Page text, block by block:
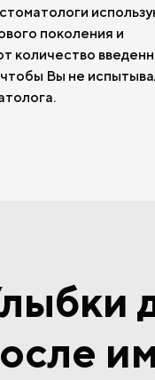
поколения и
количество
Вы не